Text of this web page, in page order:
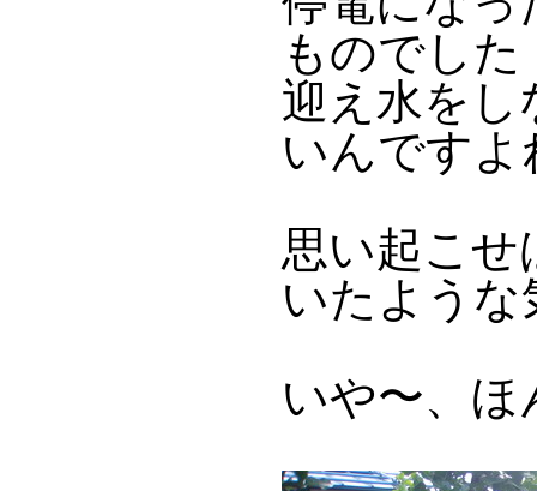
ものでした
迎え水をし
いんです
思い起こせ
いたよう
いや〜、